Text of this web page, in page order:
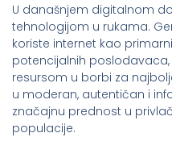
U današnjem digitalnom
tehnologijom u rukama.
koriste internet kao
potencijalnih
resursom u borbi za
u moderan, autentičan i
značajnu prednost u
populacije.